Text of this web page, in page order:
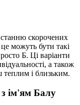
скорочених
можуть бути такі
Б. Ці варіанти
а також
теплим і близьким.
ім'ям Балу